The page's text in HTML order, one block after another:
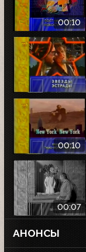
00:10
00:10
00:07
АНОНСЫ